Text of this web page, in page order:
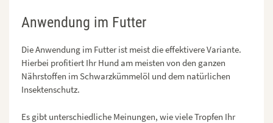
Anwendung im Futter
Die Anwendung im Futter ist meist die effektivere Variante.
Hierbei profitiert Ihr Hund am meisten von den ganzen
Nährstoffen im Schwarzkümmelöl und dem natürlichen
Insektenschutz.
Es gibt unterschiedliche Meinungen, wie viele Tropfen Ihr